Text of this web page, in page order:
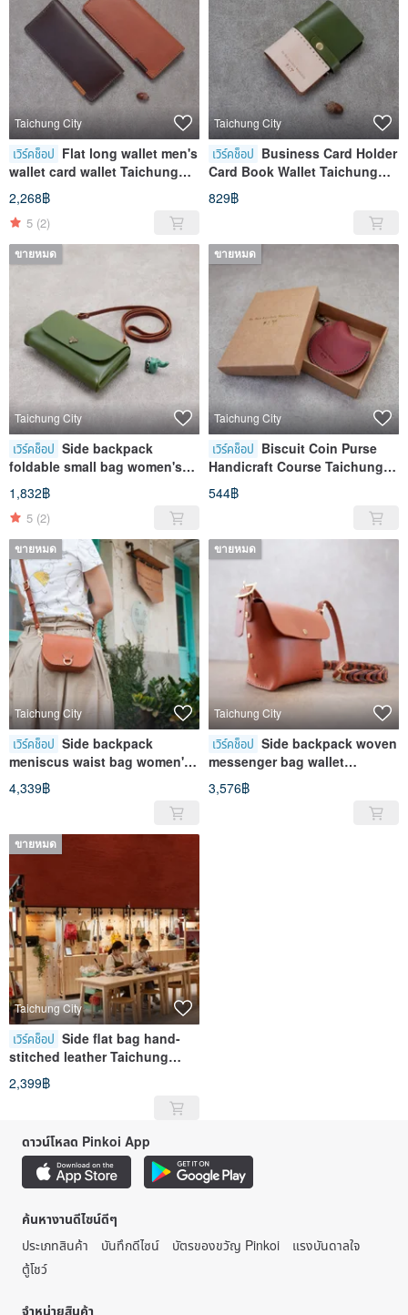
Taichung City
เวิร์คช็อป Flat long wallet men's
wallet card wallet Taichung
Course Opera House Store
2,268฿
5 (2)
Taichung City
เวิร์คช็อป Business Card Holder
Card Book Wallet Taichung
Course Opera House Store
829฿
ขายหมด
Taichung City
เวิร์คช็อป Side backpack
foldable small bag women's
leather bag Taichung Course
Opera House Store
1,832฿
5 (2)
ขายหมด
Taichung City
เวิร์คช็อป Biscuit Coin Purse
Handicraft Course Taichung
Opera House Store
544฿
ขายหมด
Taichung City
เวิร์คช็อป Side backpack
meniscus waist bag women's
leather bag Taichung Course
Opera House Store
4,339฿
ขายหมด
Taichung City
เวิร์คช็อป Side backpack woven
messenger bag wallet
Taichung Course Opera
House Store
3,576฿
ขายหมด
Taichung City
เวิร์คช็อป Side flat bag hand-
stitched leather Taichung
Opera House store experience
course
2,399฿
ดาวน์โหลด Pinkoi App
ค้นหางานดีไซน์ดีๆ
ประเภทสินค้า
บันทึกดีไซน์ บัตรของขวัญ Pinkoi
แรงบันดาลใจ
ตู้โชว์
จำหน่ายสินค้า